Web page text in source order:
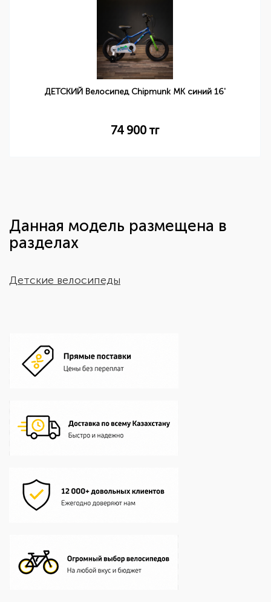
ДЕТСКИЙ Велосипед Chipmunk MK синий 16'
74 900 тг
Данная модель размещена в
разделах
Детские велосипеды